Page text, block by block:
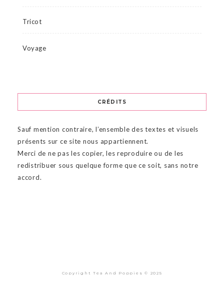
Tricot
Voyage
CRÉDITS
Sauf mention contraire, l’ensemble des textes et visuels
présents sur ce site nous appartiennent.
Merci de ne pas les copier, les reproduire ou de les
redistribuer sous quelque forme que ce soit, sans notre
accord.
Copyright Tea And Poppies © 2025